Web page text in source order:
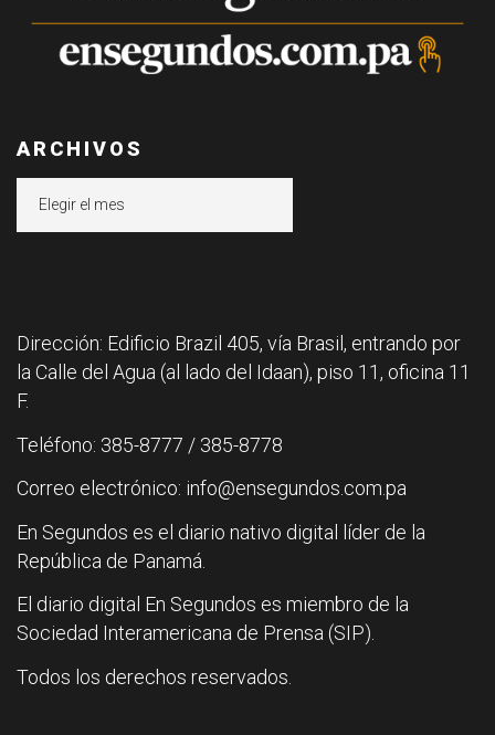
ARCHIVOS
Dirección: Edificio Brazil 405, vía Brasil, entrando por
la Calle del Agua (al lado del Idaan), piso 11, oficina 11
F.
Teléfono: 385-8777 / 385-8778
Correo electrónico: info@ensegundos.com.pa
En Segundos es el diario nativo digital líder de la
República de Panamá.
El diario digital En Segundos es miembro de la
Sociedad Interamericana de Prensa (SIP).
Todos los derechos reservados.